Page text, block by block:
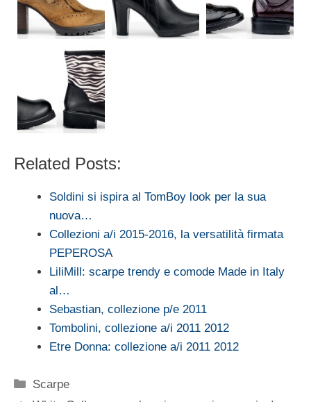
Related Posts:
Soldini si ispira al TomBoy look per la sua
nuova…
Collezioni a/i 2015-2016, la versatilità firmata
PEPEROSA
LiliMill: scarpe trendy e comode Made in Italy
al…
Sebastian, collezione p/e 2011
Tombolini, collezione a/i 2011 2012
Etre Donna: collezione a/i 2011 2012
Categorie
Scarpe